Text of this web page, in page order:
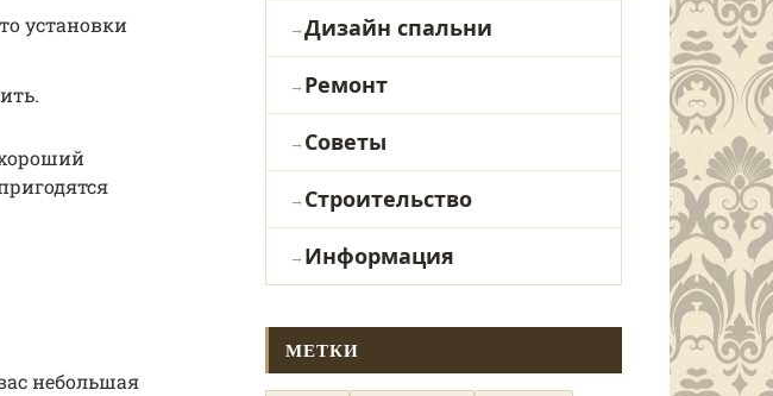
установки
небольшая
Дизайн спальни
Ремонт
Советы
Строительство
Информация
МЕТКИ